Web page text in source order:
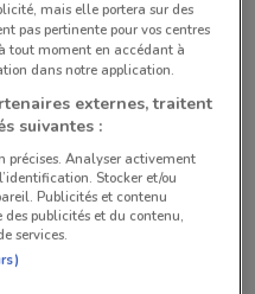
Tous les magasins Mini
mais elle portera sur des
pas pertinente pour vos centres
tout moment en accédant à
dans notre application.
externes, traitent
suivantes :
précises. Analyser activement
Stocker et/ou
Publicités et contenu
des publicités et du contenu,
services.